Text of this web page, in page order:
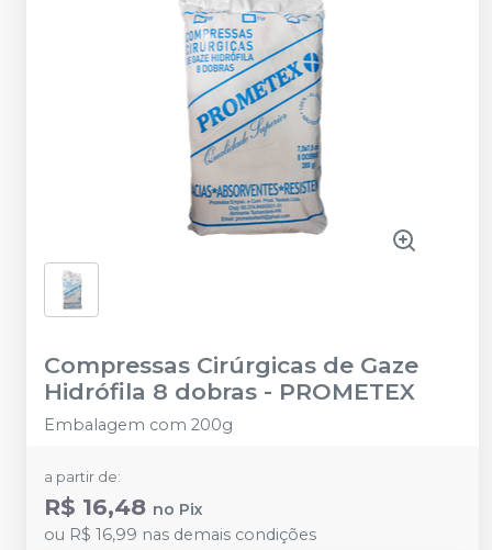
Compressas Cirúrgicas de Gaze
Hidrófila 8 dobras - PROMETEX
Embalagem com 200g
a partir de:
R$ 16,48 no Pix
ou R$ 16,99 nas demais condições